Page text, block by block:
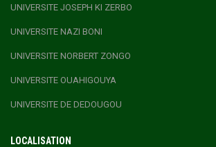
UNIVERSITE JOSEPH KI ZERBO
UNIVERSITE NAZI BONI
UNIVERSITE NORBERT ZONGO
UNIVERSITE OUAHIGOUYA
UNIVERSITE DE DEDOUGOU
LOCALISATION